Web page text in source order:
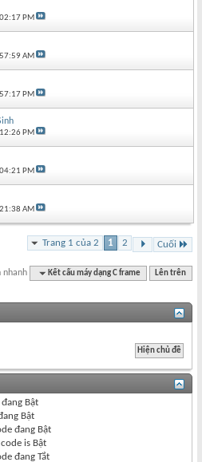
PM
AM
PM
PM
PM
AM
Trang 1 của 2 1 2 Cuối
nhanh Kết cấu máy dạng C frame Lên trên
đang Bật
Bật
đang Bật
code is Bật
đangTắt